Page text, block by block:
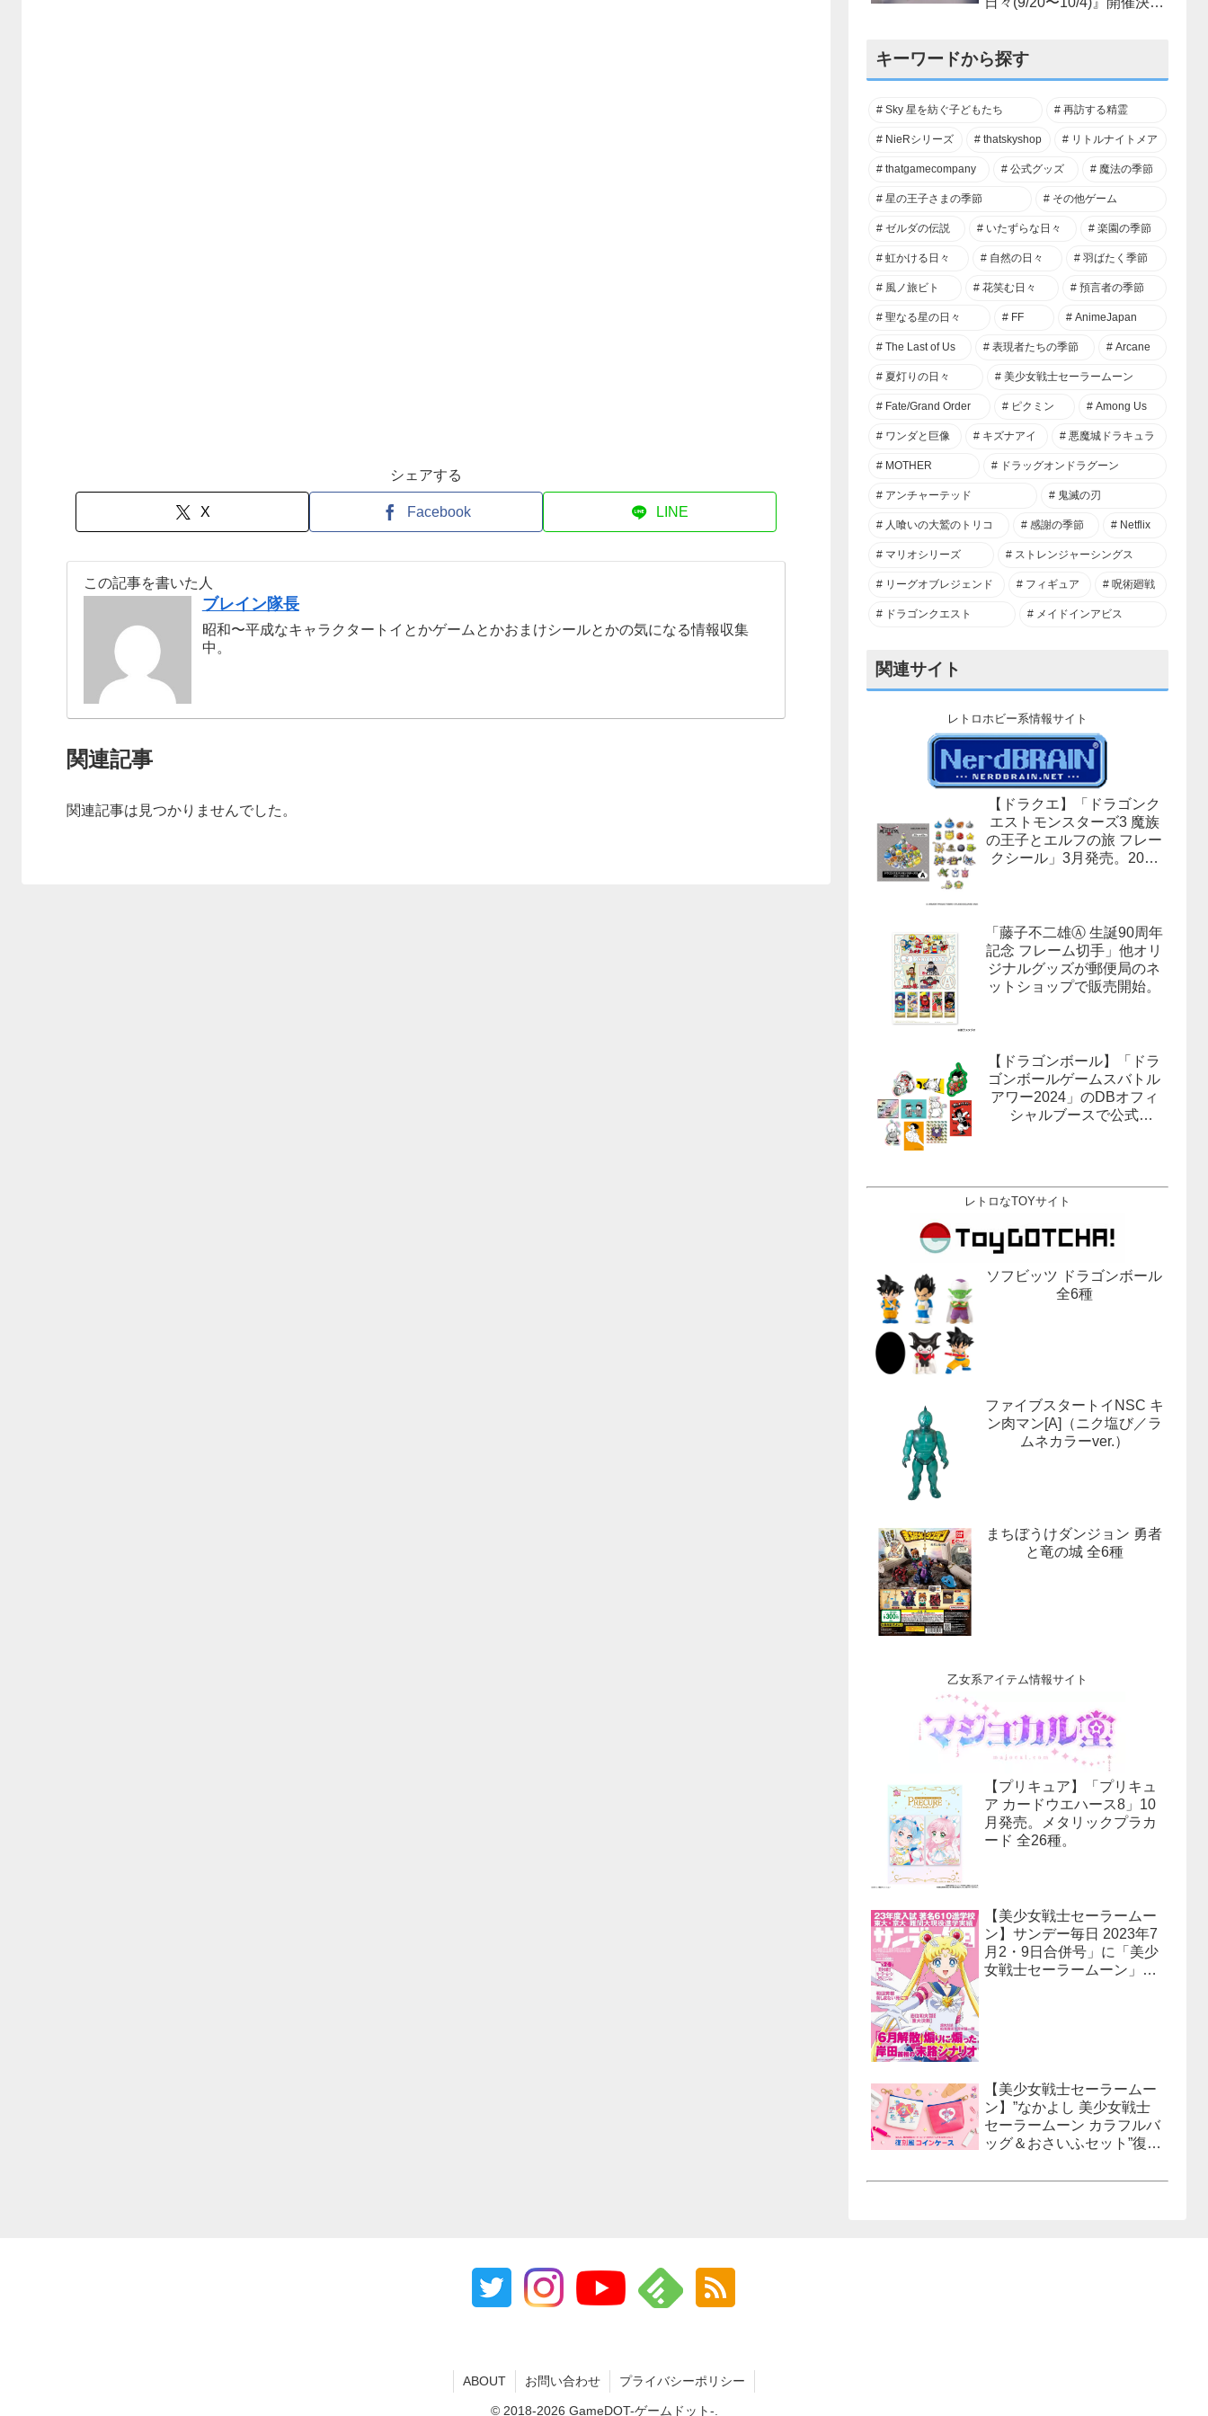
シェアする
X Facebook LINE
この記事を書いた人
ブレイン隊長
昭和〜平成なキャラクタートイとかゲームとかおまけシールとかの気になる情報収集
中。
関連記事
関連記事は見つかりませんでした。
キーワードから探す
Sky 星を紡ぐ子どもたち 再訪する精霊
NieRシリーズ thatskyshop リトルナイトメア
thatgamecompany 公式グッズ 魔法の季節
星の王子さまの季節 その他ゲーム
ゼルダの伝説 いたずらな日々 楽園の季節
虹かける日々 自然の日々 羽ばたく季節
風ノ旅ビト 花笑む日々 預言者の季節
聖なる星の日々 FF AnimeJapan
The Last of Us 表現者たちの季節 Arcane
夏灯りの日々 美少女戦士セーラームーン
Fate/Grand Order ピクミン Among Us
ワンダと巨像 キズナアイ 悪魔城ドラキュラ
MOTHER ドラッグオンドラグーン
アンチャーテッド 鬼滅の刃
人喰いの大鷲のトリコ 感謝の季節 Netflix
マリオシリーズ ストレンジャーシングス
リーグオブレジェンド フィギュア 呪術廻戦
ドラゴンクエスト メイドインアビス
関連サイト
レトロホビー系情報サイト
【ドラクエ】「ドラゴンク
エストモンスターズ3 魔族
の王子とエルフの旅 フレー
クシール」3月発売。20柄
「藤子不二雄Ⓐ 生誕90周年
記念 フレーム切手」他オリ
ジナルグッズが郵便局のネ
ットショップで販売開始。
【ドラゴンボール】「ドラ
ゴンボールゲームスバトル
アワー2024」のDBオフィ
シャルブースで公式
る。1月27日,28日@ロサン
ゼルス。
レトロなTOYサイト
ソフビッツ ドラゴンボール
全6種
ファイブスタートイNSC キ
ン肉マン[A]（ニク塩び／ラ
ムネカラーver.）
まちぼうけダンジョン 勇者
と竜の城 全6種
乙女系アイテム情報サイト
【プリキュア】「プリキュ
ア カードウエハース8」10
月発売。メタリックプラカ
ード 全26種。
【美少女戦士セーラームー
ン】サンデー毎日 2023年7
月2・9日合併号」に「美少
女戦士セーラームーン」30
【美少女戦士セーラームー
ン】”なかよし 美少女戦士
セーラームーン カラフルバ
ッグ＆おさいふセット”復刻
定！
ABOUT お問い合わせ プライバシーポリシー
© 2018-2026 GameDOT-ゲームドット-.